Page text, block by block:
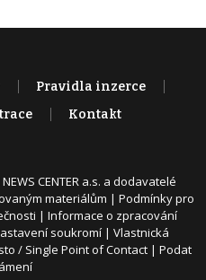
Pravidla inzerce
Kontakt
CENTER a.s. a dodavatelé
materiálům | Podmínky pro
| Informace o zpracování
soukromí | Vlastnická
/ Single Point of Contact | Podat